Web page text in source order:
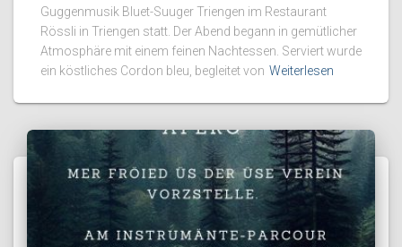
Guggenmusik Bluet-Suuger Triengen im Restaurant
Rössli in Triengen statt. Der Abend begann in gemütlicher
Atmosphäre mit einem feinen Nachtessen. Serviert wurde
ein köstliches Cordon bleu, begleitet von Weiterlesen